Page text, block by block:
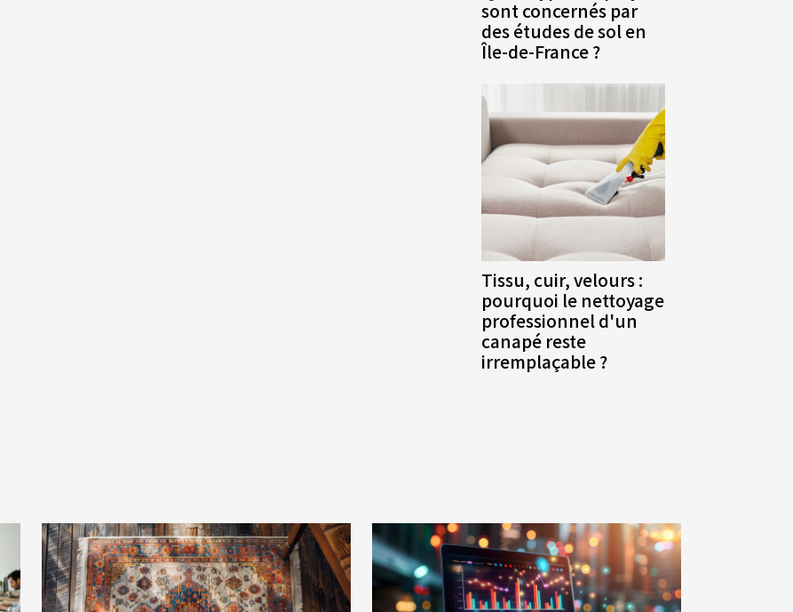
sont concernés par
des études de sol en
Île-de-France ?
Tissu, cuir, velours :
pourquoi le nettoyage
professionnel d'un
canapé reste
irremplaçable ?